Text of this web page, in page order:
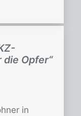
Opfer“
in